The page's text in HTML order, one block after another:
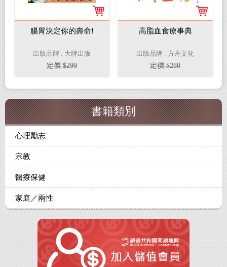
腸胃決定你的壽命!
出版品牌 : 大牌出版
定價 $299
高脂血食療事典
出版品牌 : 方舟文化
定價 $280
書籍類別
心理勵志
宗教
醫療保健
家庭／兩性